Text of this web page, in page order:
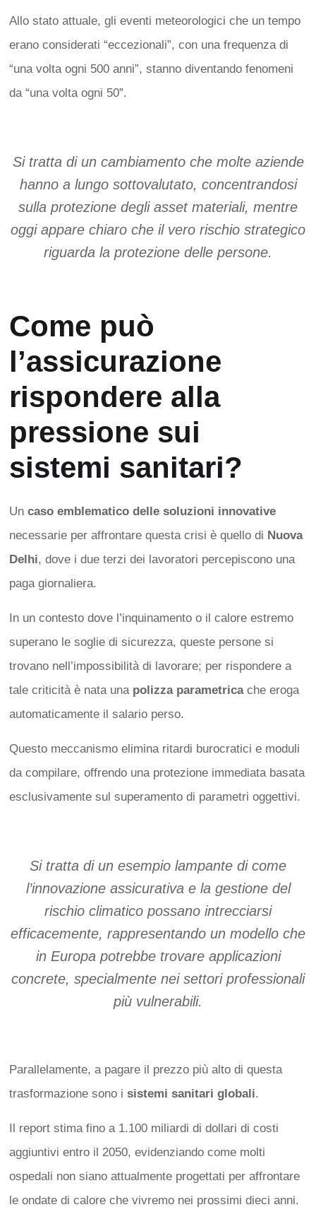
Allo stato attuale, gli eventi meteorologici che un tempo
erano considerati “eccezionali”, con una frequenza di
“una volta ogni 500 anni”, stanno diventando fenomeni
da “una volta ogni 50”.
Si tratta di un cambiamento che molte aziende
hanno a lungo sottovalutato, concentrandosi
sulla protezione degli asset materiali, mentre
oggi appare chiaro che il vero rischio strategico
riguarda la protezione delle persone.
Come può
l’assicurazione
rispondere alla
pressione sui
sistemi sanitari?
Un caso emblematico delle soluzioni innovative
necessarie per affrontare questa crisi è quello di Nuova
Delhi, dove i due terzi dei lavoratori percepiscono una
paga giornaliera.
In un contesto dove l’inquinamento o il calore estremo
superano le soglie di sicurezza, queste persone si
trovano nell’impossibilità di lavorare; per rispondere a
tale criticità è nata una polizza parametricache eroga
automaticamente il salario perso.
Questo meccanismo elimina ritardi burocratici e moduli
da compilare, offrendo una protezione immediata basata
esclusivamente sul superamento di parametri oggettivi.
Si tratta di un esempio lampante di come
l’innovazione assicurativa e la gestione del
rischio climatico possano intrecciarsi
efficacemente, rappresentando un modello che
in Europa potrebbe trovare applicazioni
concrete, specialmente nei settori professionali
più vulnerabili.
Parallelamente, a pagare il prezzo più alto di questa
trasformazione sono i sistemi sanitari globali.
Il report stima fino a 1.100 miliardi di dollari di costi
aggiuntivi entro il 2050, evidenziando come molti
ospedali non siano attualmente progettati per affrontare
le ondate di calore che vivremo nei prossimi dieci anni.